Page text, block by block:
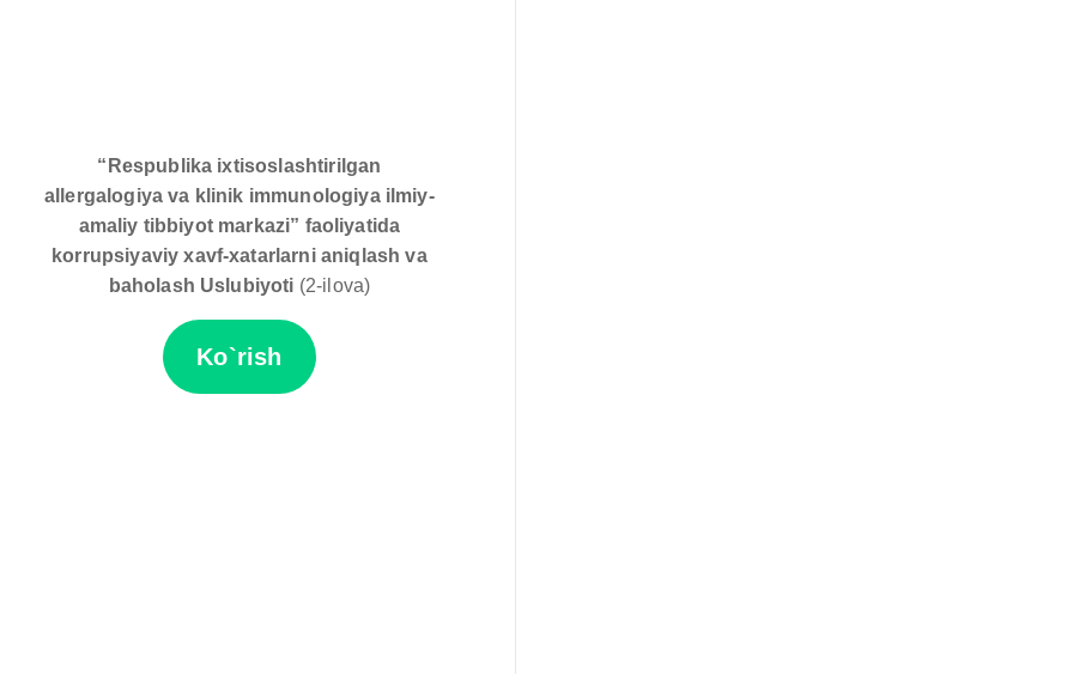
“Respublika ixtisoslashtirilgan
allergalogiya va klinik immunologiya ilmiy-
amaliy tibbiyot markazi” faoliyatida
korrupsiyaviy xavf-xatarlarni aniqlash va
baholash Uslubiyoti (2-ilova)
Ko`rish